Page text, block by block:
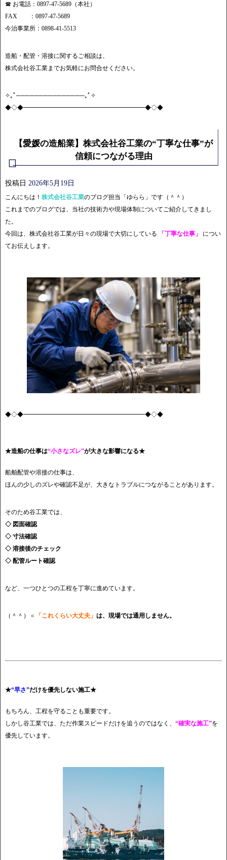
☎ お電話：0897-47-5689（本社）
FAX ：0897-47-5689
今治事業所：0898-41-5513
造船・配管・溶接に関するご相談は、
株式会社谷工業までお気軽にお問合せください。
✧｡ﾟ───────────────｡ﾟ✧
◆◇◆━━━━━━━━━━━━━━━━━━━━◆◇◆
【愛媛の造船業】株式会社谷工業の“丁寧な仕事”が
信頼につながる理由
投稿日 2026年5月19日
こんにちは！ 株式会社谷工業のブログ担当「ゆらら」です（＾＾）
これまでのブログでは、当社の技術力や現場体制についてご紹介してきまし
た。
今回は、株式会社谷工業が日々の現場で大切にしている
「丁寧な仕事」
につい
てお伝えします。
◆◇◆━━━━━━━━━━━━━━━━━━━━◆◇◆
★造船の仕事は“小さなズレ”が大きな影響になる★
船舶配管や溶接の仕事は、
ほんの少しのズレや確認不足が、大きなトラブルにつながることがあります。
そのため谷工業では、
◇ 図面確認
◇ 寸法確認
◇ 溶接後のチェック
◇ 配管ルート確認
など、一つひとつの工程を丁寧に進めています。
（＾＾）＜ 「これくらい大丈夫」 は、現場では通用しません。
★“早さ”だけを優先しない施工★
もちろん、工程を守ることも重要です。
しかし谷工業では、ただ作業スピードだけを追うのではなく、 “確実な施工”を
優先しています。